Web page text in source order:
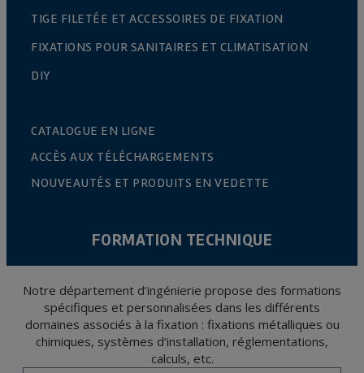
TIGE FILETÉE ET ACCESSOIRES DE FIXATION
FIXATIONS POUR SANITAIRES ET CLIMATISATION
DIY
CATALOGUE EN LIGNE
ACCÈS AUX TÉLÉCHARGEMENTS
NOUVEAUTÉS ET PRODUITS EN VEDETTE
FORMATION TECHNIQUE
Notre département d’ingénierie propose des formations
spécifiques et personnalisées dans les différents
domaines associés à la fixation : fixations métalliques ou
chimiques, systèmes d’installation, réglementations,
calculs, etc.